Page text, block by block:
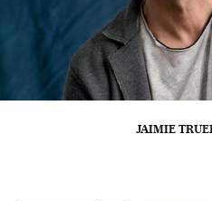
JAIMIE